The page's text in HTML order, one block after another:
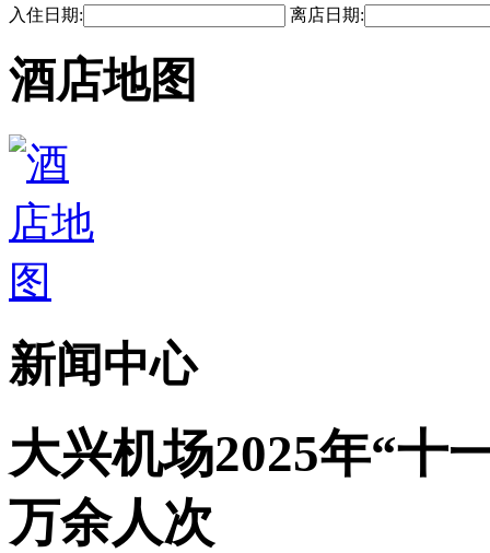
入住日期: 离店日期:
酒店地图
新闻中心
大兴机场2025年“十
万余人次